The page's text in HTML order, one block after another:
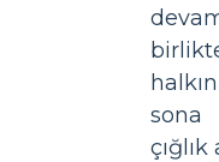
sona